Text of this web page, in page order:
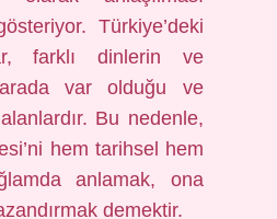
Türkiye’deki
farklı dinlerin ve
var olduğu ve
Bu nedenle,
hem tarihsel hem
anlamak, ona
demektir.